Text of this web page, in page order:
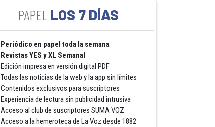
LOS 7 DÍAS
Periódico en papel toda la semana
Revistas YES y XL Semanal
Edición impresa en versión digital PDF
Todas las noticias de la web y la app sin límites
Contenidos exclusivos para suscriptores
Experiencia de lectura sin publicidad intrusiva
Acceso al club de suscriptores SUMA VOZ
Acceso a la hemeroteca de La Voz desde 1882